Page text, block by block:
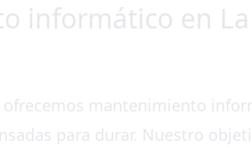
informático en
ofrecemos mantenimiento
para durar. Nuestro